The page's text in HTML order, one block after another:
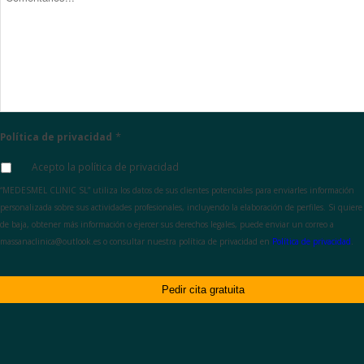
Política de privacidad *
Acepto la política de privacidad
“MEDESMEL CLINIC SL” utiliza los datos de sus clientes potenciales para enviarles información
personalizada sobre sus actividades profesionales, incluyendo la elaboración de perfiles. Si quiere
de baja, obtener más información o ejercer sus derechos legales, puede enviar un correo a
massanaclinica@outlook.es o consultar nuestra política de privacidad en Política de privacidad